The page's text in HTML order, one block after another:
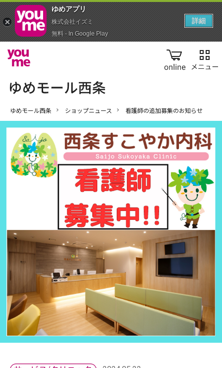
online
ゆめモール西条 ショップニュース 看護師の追加募集のお知らせ
ゆめアプ‪リ‬
株式会社イズミ
無料 - In Google Play
詳細